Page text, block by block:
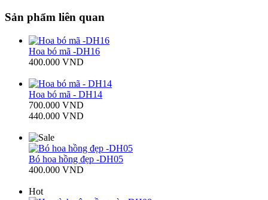
Sản phẩm liên quan
Hoa bó mã -DH16
400.000 VND
Hoa bó mã - DH14
700.000 VND
440.000 VND
Bó hoa hồng đẹp -DH05
400.000 VND
Hot